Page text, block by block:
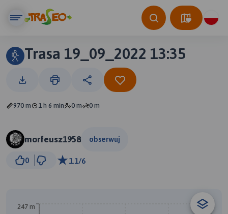
Trasa 19_09_2022 13:35
970 m 1 h 6 min 0 m 0 m
morfeusz1958 obserwuj
0 1.1/6
247 m